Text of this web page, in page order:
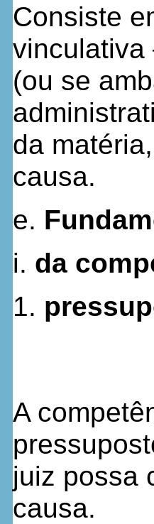
Consiste
vinculativa
(ou se
da
causa.
e.
i. da
1.
A
juiz possa
causa.